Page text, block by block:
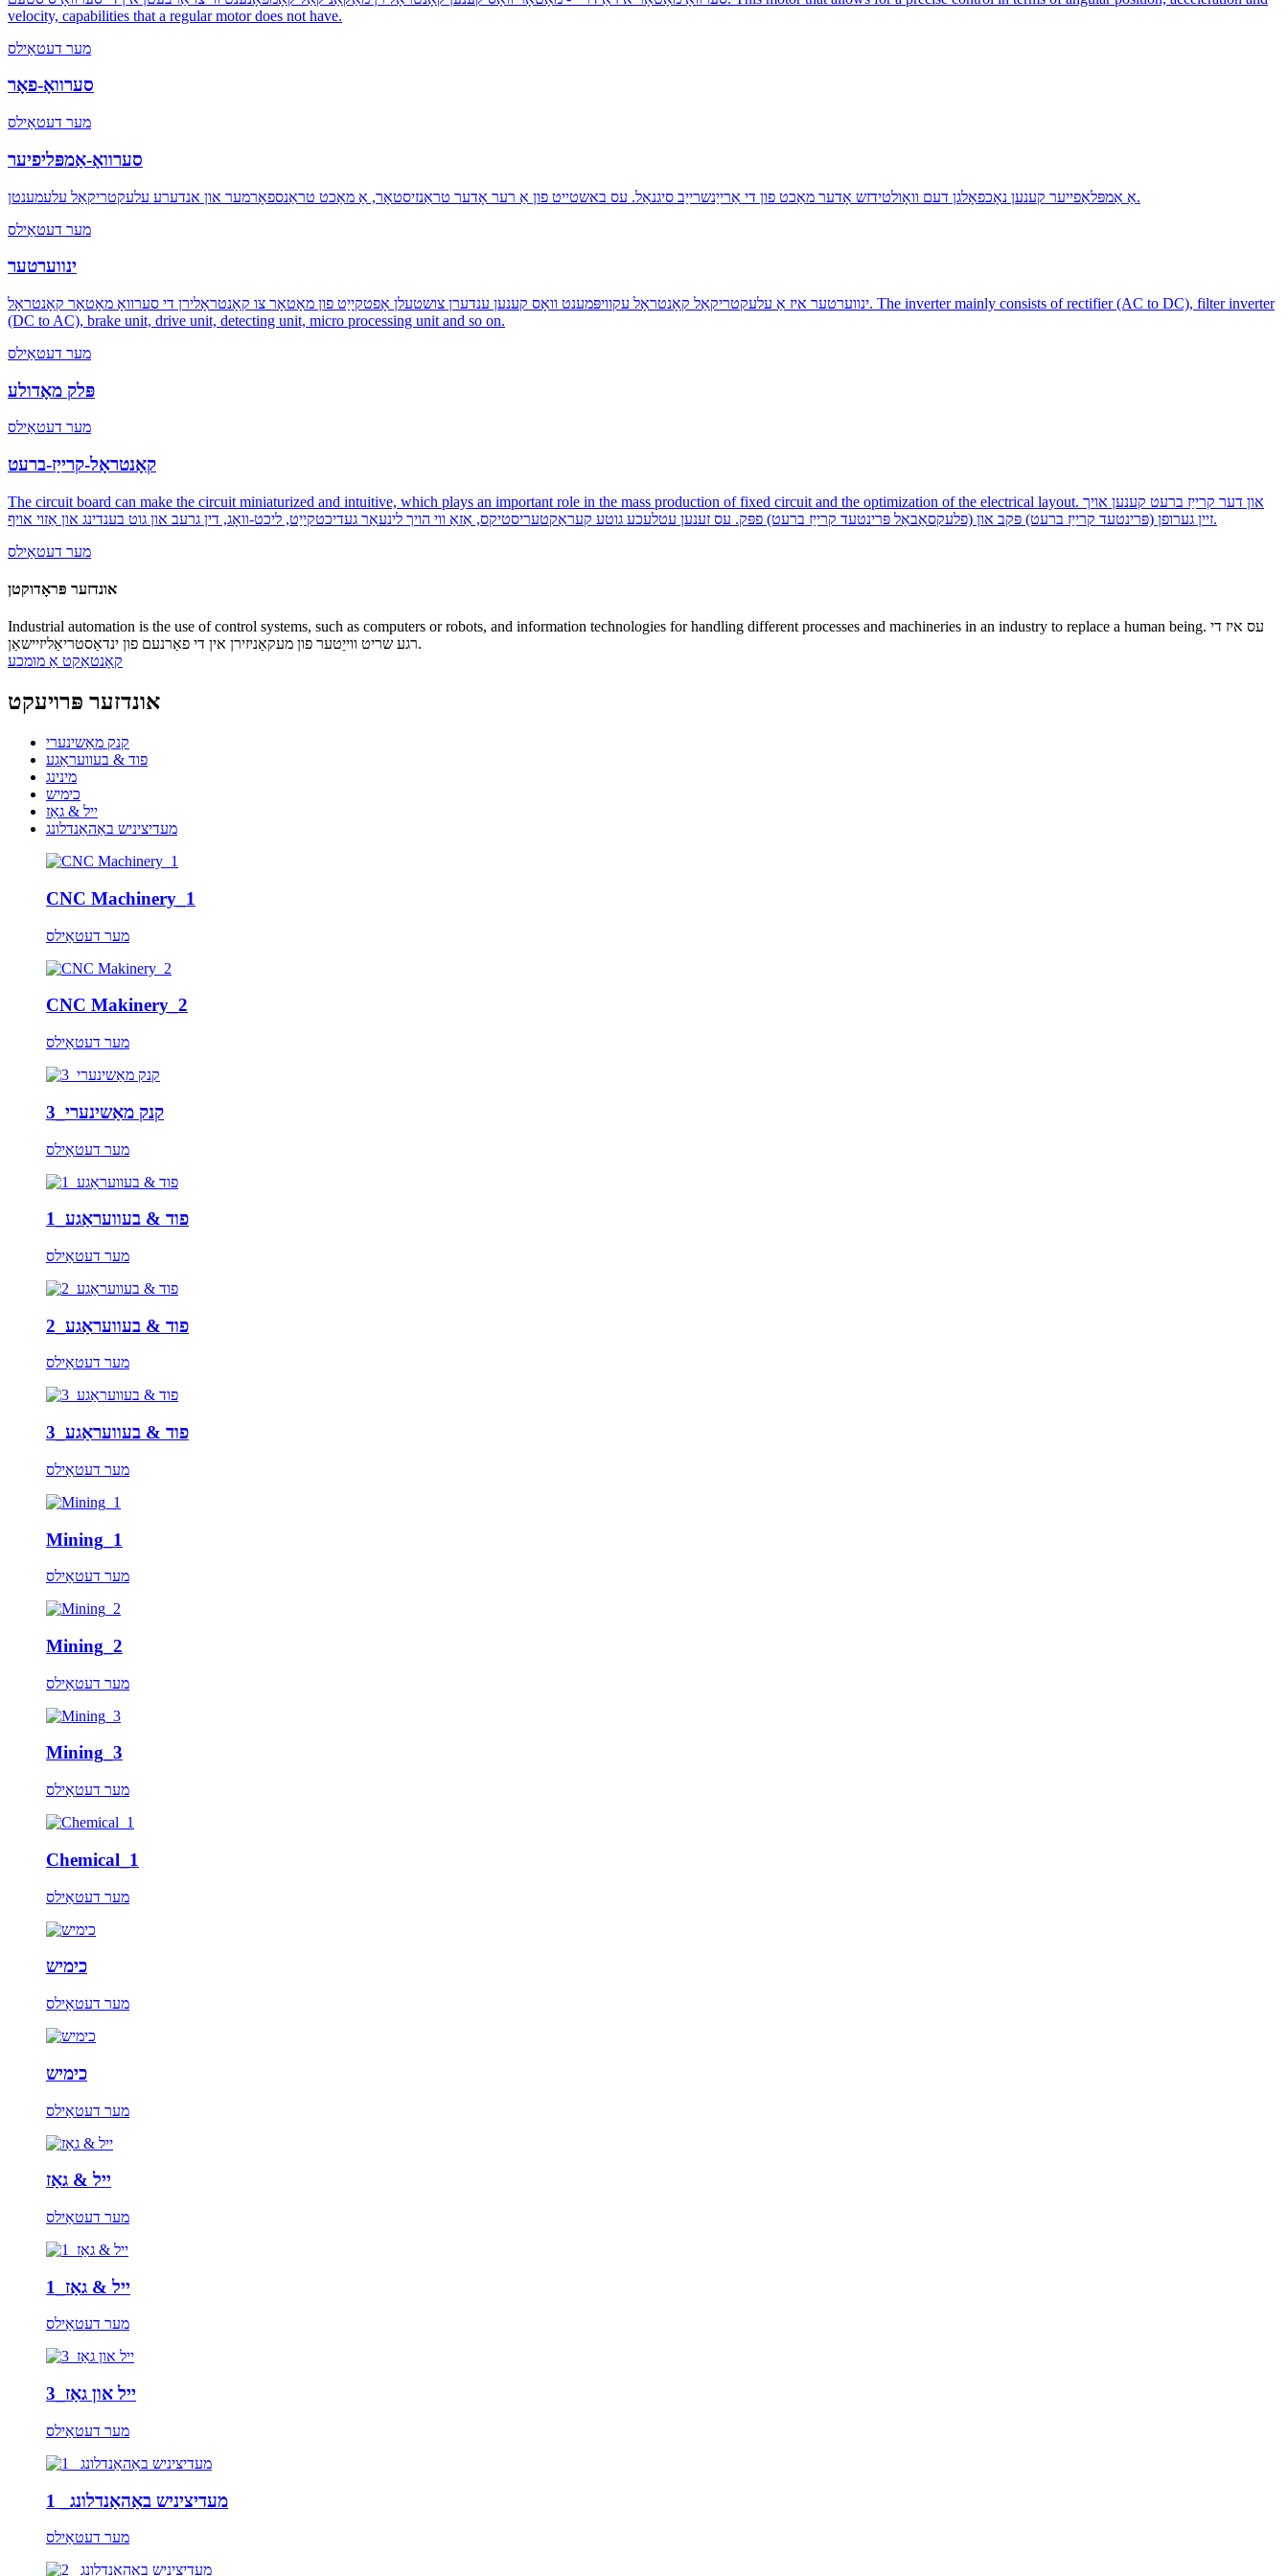
velocity, capabilities that a regular motor does not have.
מער דעטאַילס
סערוואָ-פאָר
מער דעטאַילס
סערוואָ-אַמפּליפיער
אַ אַמפּלאַפייער קענען נאָכפאָלגן דעם וואָולטידזש אָדער מאַכט פון די אַרייַנשרייַב סיגנאַל. עס באשטייט פון אַ רער אָדער טראַנזיסטאָר, אַ מאַכט טראַנספאָרמער און אנדערע עלעקטריקאַל עלעמענטן.
מער דעטאַילס
ינווערטער
ינווערטער איז אַ עלעקטריקאַל קאָנטראָל עקוויפּמענט וואָס קענען ענדערן צושטעלן אָפטקייַט פון מאָטאָר צו קאָנטראָלירן די סערוואָ מאָטאָר קאָנטראָל. The inverter mainly consists of rectifier (AC to DC), filter inverter
(DC to AC), brake unit, drive unit, detecting unit, micro processing unit and so on.
מער דעטאַילס
פּלק מאָדולע
מער דעטאַילס
קאָנטראָל-קרייַז-ברעט
The circuit board can make the circuit miniaturized and intuitive, which plays an important role in the mass production of fixed circuit and the optimization of the electrical layout. און דער קרייַז ברעט קענען אויך
זיין גערופן (פּרינטעד קרייַז ברעט) פּקב און (פלעקסאַבאַל פּרינטעד קרייַז ברעט) פפּק. עס זענען עטלעכע גוטע קעראַקטעריסטיקס, אַזאַ ווי הויך לינעאַר געדיכטקייַט, ליכט-וואָג, דין גרעב און גוט בענדינג און אַזוי אויף.
מער דעטאַילס
אונדזער פּראָדוקטן
Industrial automation is the use of control systems, such as computers or robots, and information technologies for handling different processes and machineries in an industry to replace a human being. עס איז די
רגע שריט ווייַטער פון מעקאַניזירן אין די פאַרנעם פון ינדאַסטריאַליזיישאַן.
קאָנטאַקט אַ מומכע
אונדזער פּרויעקט
קנק מאַשינערי
פוד & בעוועראַגע
מינינג
כימיש
ייל & גאַז
מעדיציניש באַהאַנדלונג
CNC Machinery_1
מער דעטאַילס
CNC Makinery_2
מער דעטאַילס
קנק מאַשינערי_3
מער דעטאַילס
פוד & בעוועראַגע_1
מער דעטאַילס
פוד & בעוועראַגע_2
מער דעטאַילס
פוד & בעוועראַגע_3
מער דעטאַילס
Mining_1
מער דעטאַילס
Mining_2
מער דעטאַילס
Mining_3
מער דעטאַילס
Chemical_1
מער דעטאַילס
כימיש
מער דעטאַילס
כימיש
מער דעטאַילס
ייל & גאַז
מער דעטאַילס
ייל & גאַז_1
מער דעטאַילס
ייל און גאַז_3
מער דעטאַילס
מעדיציניש באַהאַנדלונג_ 1
מער דעטאַילס